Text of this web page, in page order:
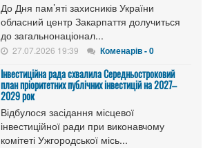
До Дня пам’яті захисників України
обласний центр Закарпаття долучиться
до загальнонаціонал...
27.07.2026 19:39 Коменарів - 0
Інвестиційна рада схвалила Середньостроковий
план пріоритетних публічних інвестицій на 2027–
2029 рок
Відбулося засідання місцевої
інвестиційної ради при виконавчому
комітеті Ужгородської місь...